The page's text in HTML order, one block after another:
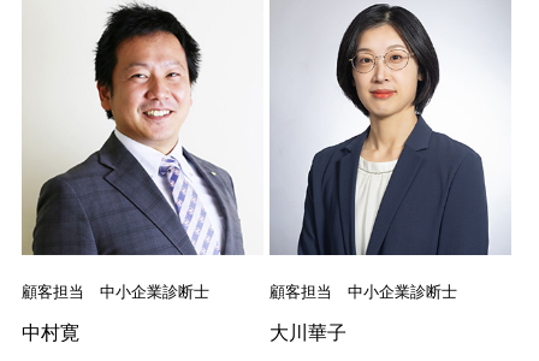
顧客担当 中小企業診断士
中村寛
顧客担当 中小企業診断士
大川華子